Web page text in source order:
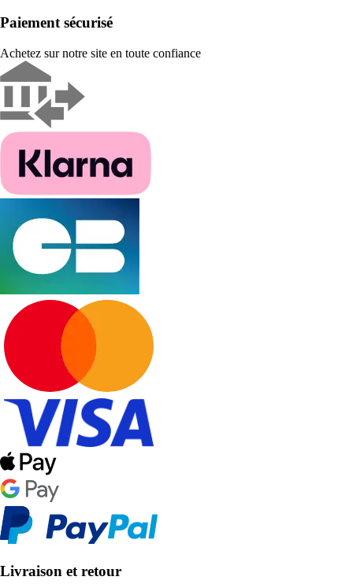
Paiement sécurisé
Achetez sur notre site en toute confiance
Livraison et retour